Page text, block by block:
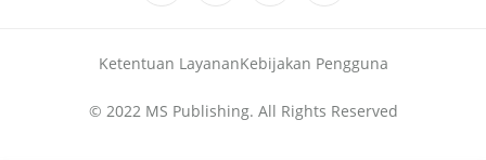
Ketentuan LayananKebijakan Pengguna
© 2022 MS Publishing. All Rights Reserved